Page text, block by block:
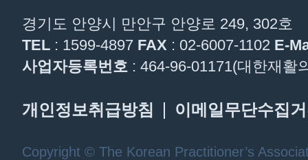
경기도 안양시 만안구 안양로 249, 302호
TEL : 1599-4897 FAX : 02-6007-1102 E-
사업자등록번호 : 464-96-01171(대한재활
개인정보취급방침 이메일무단수집
Copyright © The Korean Practitioner’s